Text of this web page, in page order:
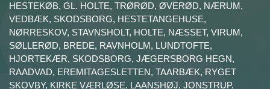
HESTEKØB, GL. HOLTE, TRØRØD, ØVERØD, NÆRUM,
VEDBÆK, SKODSBORG, HESTETANGEHUSE,
NØRRESKOV, STAVNSHOLT, HOLTE, NÆSSET, VIRUM,
SØLLERØD, BREDE, RAVNHOLM, LUNDTOFTE,
HJORTEKÆR, SKODSBORG, JÆGERSBORG HEGN,
RAADVAD, EREMITAGESLETTEN, TAARBÆK, RYGET
SKOVBY, KIRKE VÆRLØSE, LAANSHØJ, JONSTRUP,